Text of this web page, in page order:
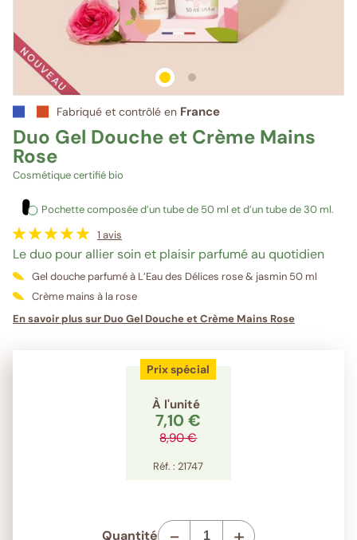
1
sur 2 2sur 2
Fabriqué et contrôlé en France
Duo Gel Douche et Crème Mains
Rose
Cosmétique certifié bio
Pochette composée d’un tube de 50 ml et d’un tube de 30 ml.
1 avis
Le duo pour allier soin et plaisir parfumé au quotidien
Gel douche parfumé à L’Eau des Délices rose & jasmin 50 ml
Crème mains à la rose
En savoir plus sur Duo Gel Douche et Crème Mains Rose
Prix spécial
À l'unité
7,10 €
8,90 €
Réf. : 21747
Quantité